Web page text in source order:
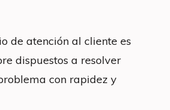
de atención al cliente es
dispuestos a resolver
con rapidez y